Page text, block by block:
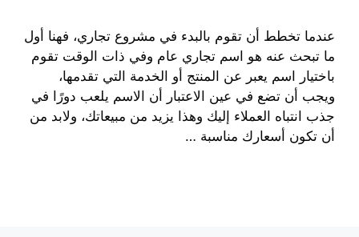
عندما تخطط أن تقوم بالبدء في مشروع تجاري، فهنا أول
ما تبحث عنه هو اسم تجاري عام وفي ذات الوقت تقوم
باختيار اسم يعبر عن المنتج أو الخدمة التي تقدمها،
ويجب أن تضع في عين الاعتبار أن الاسم يلعب دورًا في
جذب انتباه العملاء إليك وهذا يزيد من مبيعاتك، ولابد من
أن تكون أسعارك مناسبة …